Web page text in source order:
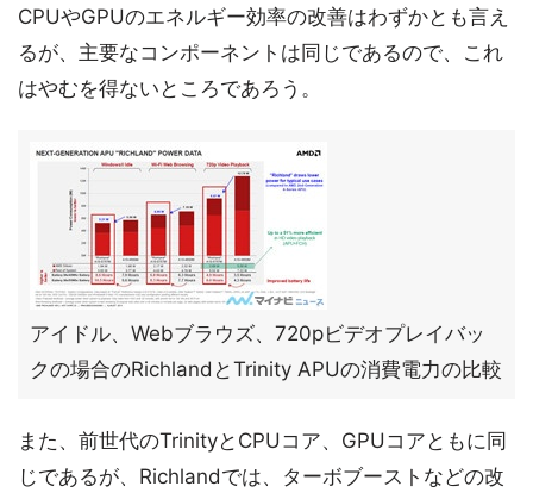
CPUやGPUのエネルギー効率の改善はわずかとも言え
るが、主要なコンポーネントは同じであるので、これ
はやむを得ないところであろう。
アイドル、Webブラウズ、720pビデオプレイバッ
クの場合のRichlandとTrinity APUの消費電力の比較
また、前世代のTrinityとCPUコア、GPUコアともに同
じであるが、Richlandでは、ターボブーストなどの改